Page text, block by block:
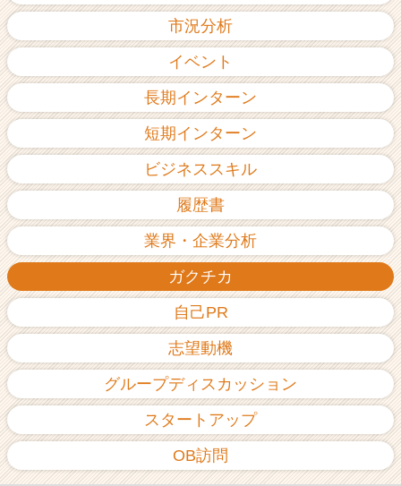
r）
市況分析
イベント
長期インターン
短期インターン
ビジネススキル
履歴書
業界・企業分析
ガクチカ
自己PR
志望動機
グループディスカッション
スタートアップ
OB訪問